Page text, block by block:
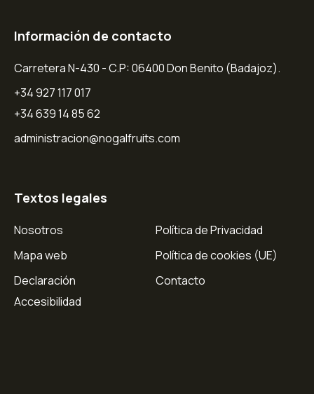
Información de contacto
Carretera N-430 - C.P: 06400 Don Benito (Badajoz).
+34 927 117 017
+34 639 14 85 62
administracion@nogalfruits.com
Textos legales
Nosotros
Mapa web
Declaración
Accesibilidad
Política de Privacidad
Política de cookies (UE)
Contacto